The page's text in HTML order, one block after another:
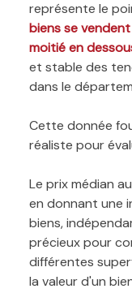
représente le
biens se
moitié en
et stable des
dans le
Cette donnée
réaliste pour
Le prix médian
en donnant une
biens,
précieux pour
différentes
la valeur d'un